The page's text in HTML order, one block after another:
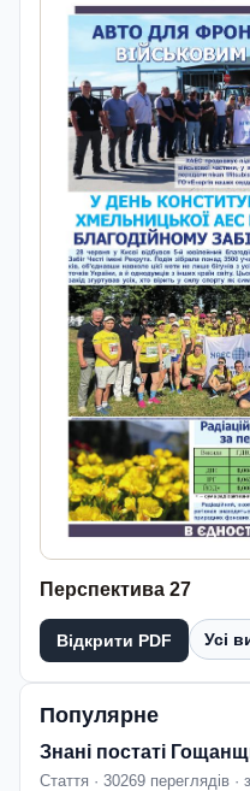
Перспектива 27
Відкрити PDF Усі
Популярне
Знані постаті
Стаття · 30269 переглядів ·